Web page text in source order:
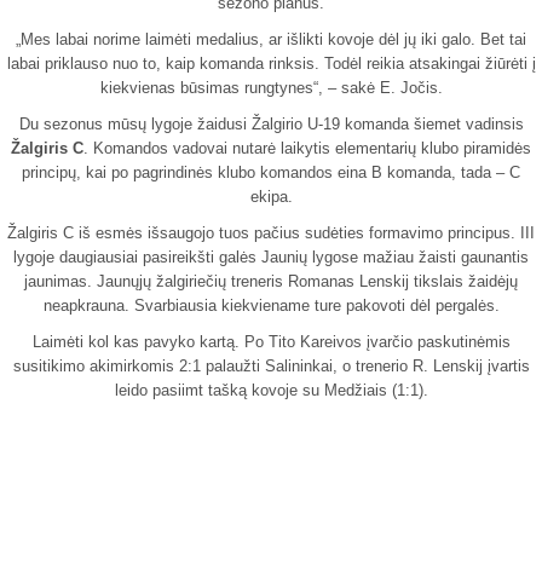
„Mes labai norime laimėti medalius, ar išlikti kovoje dėl jų iki galo. Bet tai
labai priklauso nuo to, kaip komanda rinksis. Todėl reikia atsakingai žiūrėti į
kiekvienas būsimas rungtynes“, – sakė E. Jočis.
Du sezonus mūsų lygoje žaidusi Žalgirio U-19 komanda šiemet vadinsis
Žalgiris C . Komandos vadovai nutarė laikytis elementarių klubo piramidės
principų, kai po pagrindinės klubo komandos eina B komanda, tada – C
ekipa.
Žalgiris C iš esmės išsaugojo tuos pačius sudėties formavimo principus. III
lygoje daugiausiai pasireikšti galės Jaunių lygose mažiau žaisti gaunantis
jaunimas. Jaunųjų žalgiriečių treneris Romanas Lenskij tikslais žaidėjų
neapkrauna. Svarbiausia kiekviename ture pakovoti dėl pergalės.
Laimėti kol kas pavyko kartą. Po Tito Kareivos įvarčio paskutinėmis
susitikimo akimirkomis 2:1 palaužti Salininkai, o trenerio R. Lenskij įvartis
leido pasiimt tašką kovoje su Medžiais (1:1).